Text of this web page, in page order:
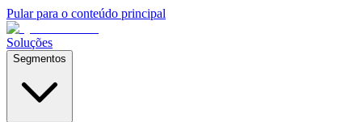
Pular para o conteúdo principal
Soluções
Segmentos